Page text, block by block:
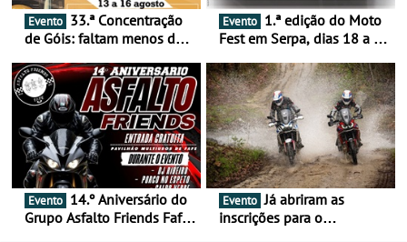
Evento
de Góis: faltam menos de
16 de agosto
Evento
Fest em Serpa, dias 18 a 20
duas rodas invade o Baixo
Alentejo
Evento
Grupo Asfalto Friends Fafe,
Evento Já abriram as
inscrições para o